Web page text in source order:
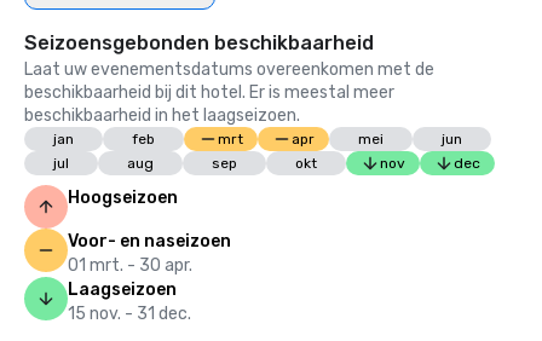
Seizoensgebonden beschikbaarheid
Laat uw evenementsdatums overeenkomen met de
beschikbaarheid bij dit hotel. Er is meestal meer
beschikbaarheid in het laagseizoen.
jan feb mrt apr mei
jun
jul
aug sep okt nov dec
Hoogseizoen
Voor- en naseizoen
01 mrt. - 30 apr.
Laagseizoen
15 nov. - 31 dec.